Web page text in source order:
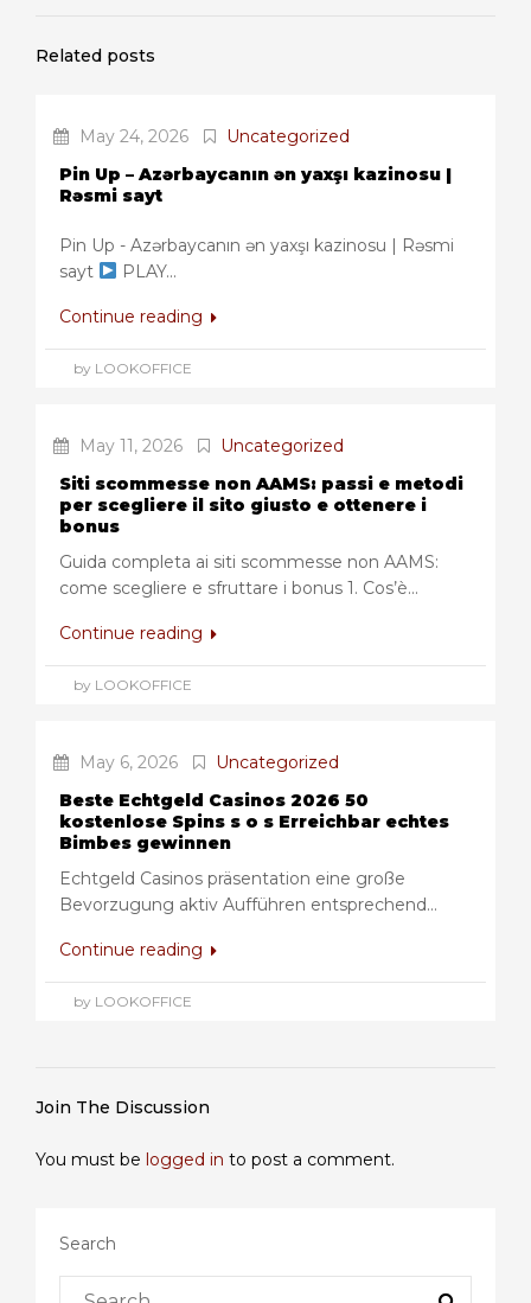
Related posts
May 24, 2026
Uncategorized
Pin Up – Azərbaycanın ən yaxşı kazinosu |
Rəsmi sayt
Pin Up - Azərbaycanın ən yaxşı kazinosu | Rəsmi
sayt
PLAY...
Continue reading
by LOOKOFFICE
May 11, 2026
Uncategorized
Siti scommesse non AAMS: passi e metodi
per scegliere il sito giusto e ottenere i
bonus
Guida completa ai siti scommesse non AAMS:
come scegliere e sfruttare i bonus 1. Cos’è...
Continue reading
by LOOKOFFICE
May 6, 2026
Uncategorized
Beste Echtgeld Casinos 2026 50
kostenlose Spins s o s Erreichbar echtes
Bimbes gewinnen
Echtgeld Casinos präsentation eine große
Bevorzugung aktiv Aufführen entsprechend...
Continue reading
by LOOKOFFICE
Join The Discussion
You must be logged in to post a comment.
Search